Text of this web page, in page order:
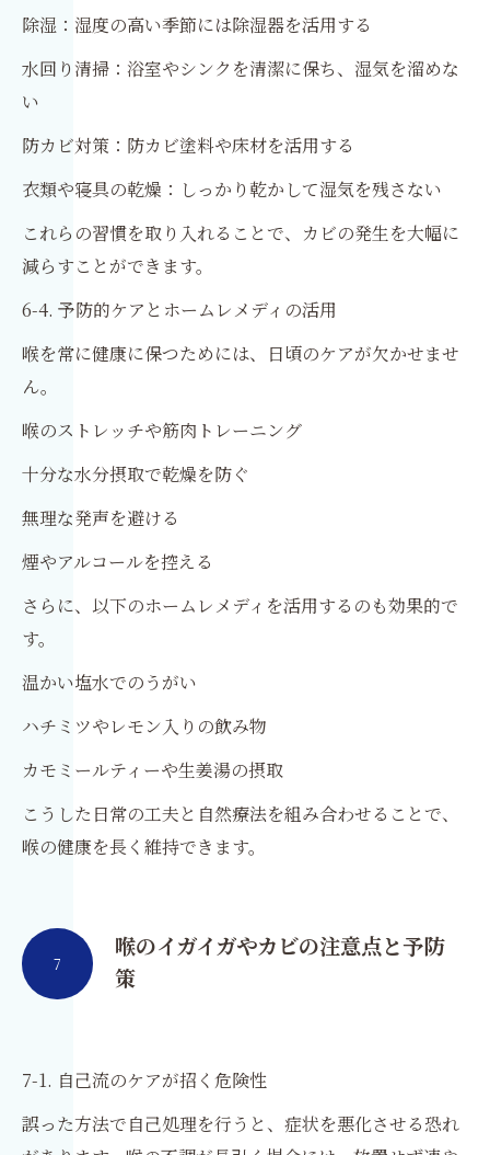
除湿：湿度の高い季節には除湿器を活用する
水回り清掃：浴室やシンクを清潔に保ち、湿気を溜めな
い
防カビ対策：防カビ塗料や床材を活用する
衣類や寝具の乾燥：しっかり乾かして湿気を残さない
これらの習慣を取り入れることで、カビの発生を大幅に
減らすことができます。
6-4. 予防的ケアとホームレメディの活用
喉を常に健康に保つためには、日頃のケアが欠かせませ
ん。
喉のストレッチや筋肉トレーニング
十分な水分摂取で乾燥を防ぐ
無理な発声を避ける
煙やアルコールを控える
さらに、以下のホームレメディを活用するのも効果的で
す。
温かい塩水でのうがい
ハチミツやレモン入りの飲み物
カモミールティーや生姜湯の摂取
こうした日常の工夫と自然療法を組み合わせることで、
喉の健康を長く維持できます。
喉のイガイガやカビの注意点と予防
策
7
7-1. 自己流のケアが招く危険性
誤った方法で自己処理を行うと、症状を悪化させる恐れ